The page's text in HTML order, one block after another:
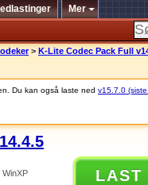
Mer
> K-Lite Codec Pack Full
Du kan også laste ned v15.7.0
WinXP LAST